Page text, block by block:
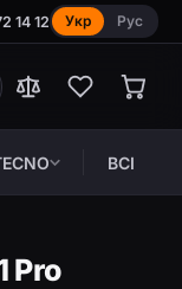
14 12 Укр Рус
ВСІ
Pro